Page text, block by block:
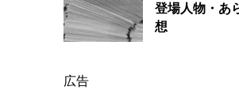
登場人物・あ
想
広告